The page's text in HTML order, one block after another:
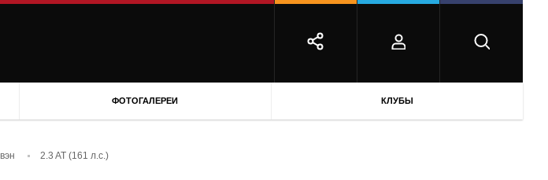
ФОТОГАЛЕРЕИ КЛУБЫ
2.3 AT (161 л.с.)